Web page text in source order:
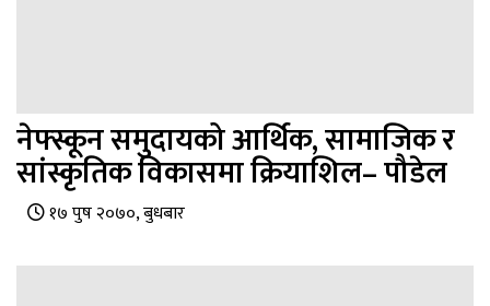
नेफ्स्कून समुदायको आर्थिक, सामाजिक र
सांस्कृतिक विकासमा क्रियाशिल– पौडेल
१७ पुष २०७०, बुधबार